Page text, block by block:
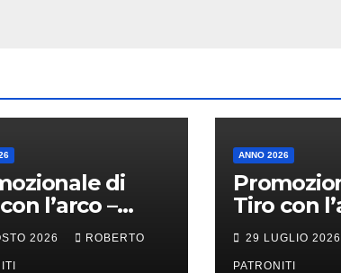
di
l’arco –
Li Fusi (Me)
2026 ROBERTO
ANNO 2026
Tiro con
Tortorici
29 LUGLIO 2026
PATRONITI